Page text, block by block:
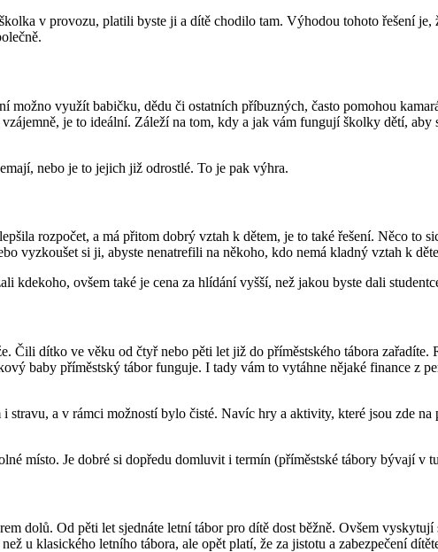
v provozu, platili byste ji a dítě chodilo tam. Výhodou tohoto řešení
využít babičku, dědu či ostatních příbuzných, často pomohou
je to ideální. Záleží na tom, kdy a jak vám fungují školky dětí, aby
nebo je to jejich již odrostlé. To je pak výhra.
rozpočet, a má přitom dobrý vztah k dětem, je to také řešení. Něco to
vyzkoušet si ji, abyste nenatrefili na někoho, kdo nemá kladný vztah k
ovšem také je cena za hlídání vyšší, než jakou byste dali
Čili dítko ve věku od čtyř nebo pěti let již do příměstského tábora zařadíte.
baby příměstský tábor funguje. I tady vám to vytáhne nějaké finance z
a v rámci možností bylo čisté. Navíc hry a aktivity, které jsou zde
místo. Je dobré si dopředu domluvit i termín (příměstské tábory bývají v
dolů. Od pěti let sjednáte letní tábor pro dítě dost běžně. Ovšem
u klasického letního tábora, ale opět platí, že za jistotu a zabezpečení